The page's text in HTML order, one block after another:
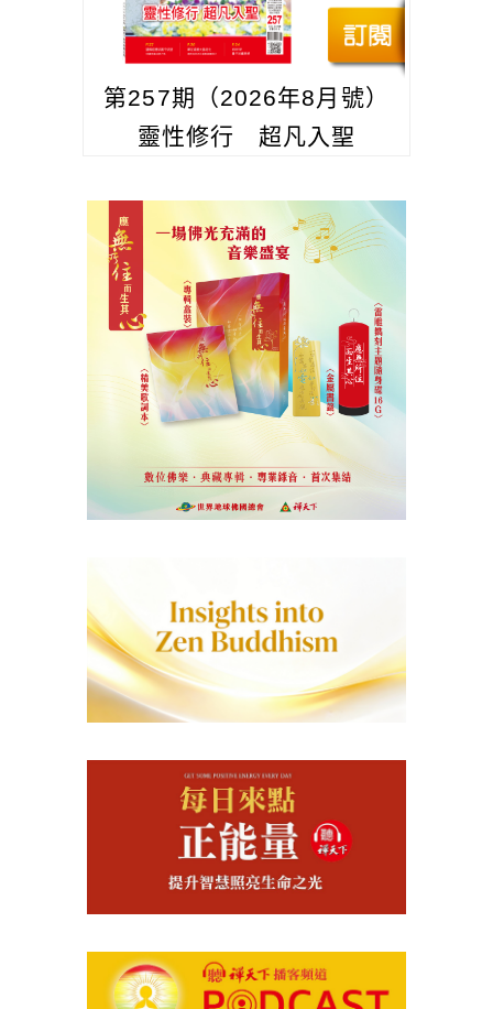
第257期（2026年8月號）
靈性修行 超凡入聖